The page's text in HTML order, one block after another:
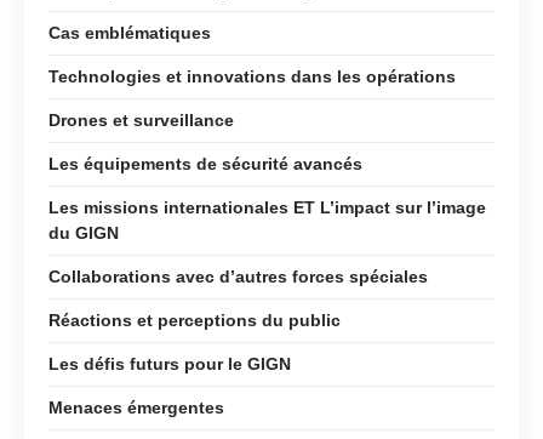
Cas emblématiques
Technologies et innovations dans les opérations
Drones et surveillance
Les équipements de sécurité avancés
Les missions internationales ET L’impact sur l’image
du GIGN
Collaborations avec d’autres forces spéciales
Réactions et perceptions du public
Les défis futurs pour le GIGN
Menaces émergentes